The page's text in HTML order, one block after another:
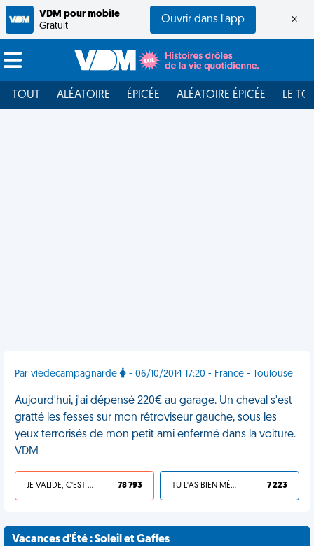
VDM pour mobile
Gratuit
Ouvrir dans l'app ×
TOUT ALÉATOIRE ÉPICÉE ALÉATOIRE ÉPICÉE LE
Par viedecampagnarde - 06/10/2014 17:20 - France - Toulouse
Aujourd'hui, j'ai dépensé 220€ au garage. Un cheval s'est
gratté les fesses sur mon rétroviseur gauche, sous les
yeux terrorisés de mon petit ami enfermé dans la voiture.
VDM
JE VALIDE, C'EST UNE VDM 78 793 TU L'AS BIEN MÉRITÉ 7 223
Vacances d'Été : Soleil et Gaffes